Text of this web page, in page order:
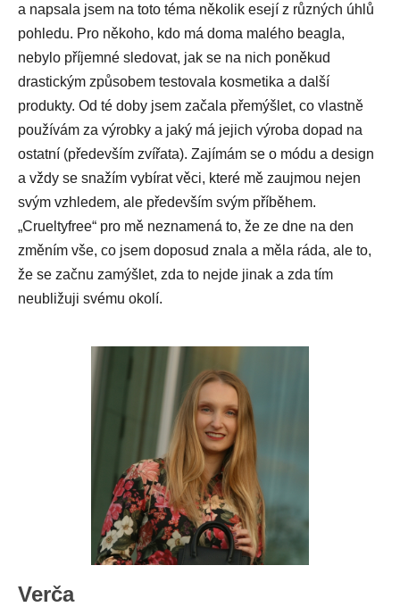
a napsala jsem na toto téma několik esejí z různých úhlů
pohledu. Pro někoho, kdo má doma malého beagla,
nebylo příjemné sledovat, jak se na nich poněkud
drastickým způsobem testovala kosmetika a další
produkty. Od té doby jsem začala přemýšlet, co vlastně
používám za výrobky a jaký má jejich výroba dopad na
ostatní (především zvířata). Zajímám se o módu a design
a vždy se snažím vybírat věci, které mě zaujmou nejen
svým vzhledem, ale především svým příběhem.
„Crueltyfree“ pro mě neznamená to, že ze dne na den
změním vše, co jsem doposud znala a měla ráda, ale to,
že se začnu zamýšlet, zda to nejde jinak a zda tím
neubližuji svému okolí.
Verča